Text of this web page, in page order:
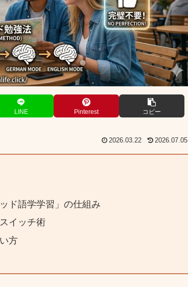
LINE Pinterest コピー
2026.03.22 2026.07.05
ド語学学習」の仕組み
イッチ術
方